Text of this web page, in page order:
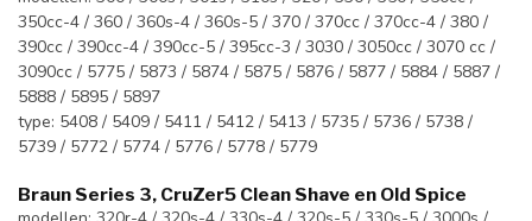
350cc-4 / 360 / 360s-4 / 360s-5 / 370 / 370cc / 370cc-4 / 380 /
390cc / 390cc-4 / 390cc-5 / 395cc-3 / 3030 / 3050cc / 3070 cc /
3090cc / 5775 / 5873 / 5874 / 5875 / 5876 / 5877 / 5884 / 5887 /
5888 / 5895 / 5897
type: 5408 / 5409 / 5411 / 5412 / 5413 / 5735 / 5736 / 5738 /
5739 / 5772 / 5774 / 5776 / 5778 / 5779
Braun Series 3, CruZer5 Clean Shave en Old Spice